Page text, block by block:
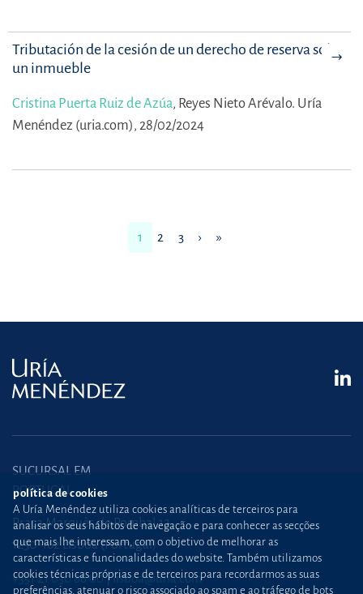
Tributación de la cesión de un derecho de reserva sobre
un inmueble
Cristina Puerta Ruiz de Azúa, Reyes Nieto Arévalo. Uría
Menéndez (uria.com), 28/02/2024
1 2 3 › »
SUCURSAL EM
PORTUGAL
Praça Marquês de Pombal,12
1250-162 Lisboa (Portugal)
+351 21 030 86 00 lisboa@uria.com
política de cookies
A Uría Menéndez utiliza cookies analíticas de terceiros para
analisar os seus hábitos de navegação e para conhecer as secções
que mais lhe interessam, com o objetivo de melhorar as
características e funcionalidades do website. Também utilizamos
cookies técnicas próprias e de terceiros para recordarmos as suas
preferências, atenuar o risco associado ao spam e ao tráfego de bots